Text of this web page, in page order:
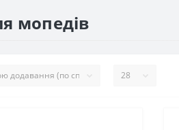
мопедів